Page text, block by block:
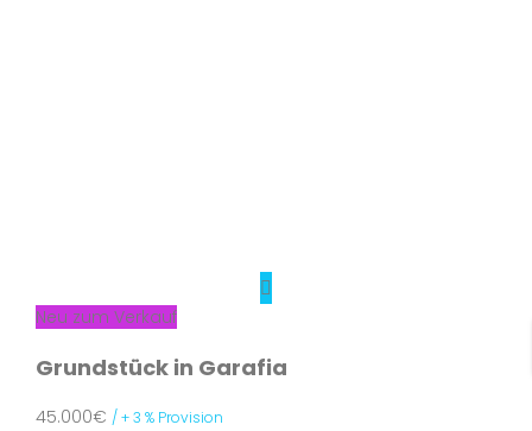
Neu zum Verkauf
Grundstück in Garafia
45.000€ / + 3 % Provision